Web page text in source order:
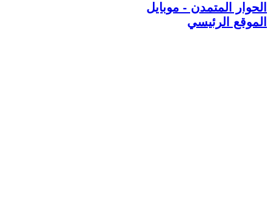
الحوار المتمدن - موبايل
الموقع الرئيسي